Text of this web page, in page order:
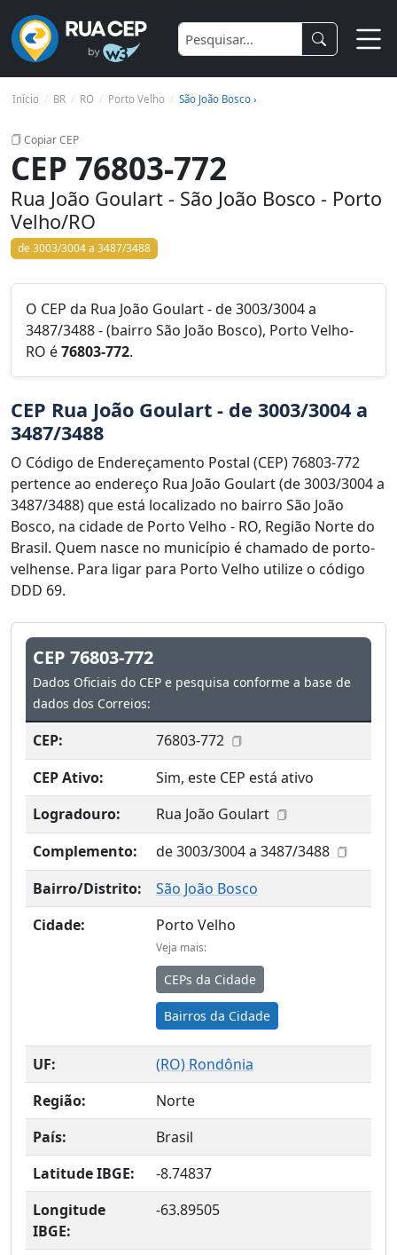
Início BR RO Porto Velho São João Bosco ›
Copiar CEP
CEP 76803-772
Rua João Goulart - São João Bosco - Porto
Velho/RO
de 3003/3004 a 3487/3488
O CEP da Rua João Goulart - de 3003/3004 a
3487/3488 - (bairro São João Bosco), Porto Velho-
RO é76803-772.
CEP Rua João Goulart - de 3003/3004 a
3487/3488
O Código de Endereçamento Postal (CEP) 76803-772
pertence ao endereço Rua João Goulart (de 3003/3004 a
3487/3488) que está localizado no bairro São João
Bosco, na cidade de Porto Velho - RO, Região Norte do
Brasil. Quem nasce no município é chamado de porto-
velhense. Para ligar para Porto Velho utilize o código
DDD 69.
CEP 76803-772
Dados Oficiais do CEP e pesquisa conforme a base de
dados dos Correios:
CEP:
76803-772
CEP Ativo:
Sim, este CEP está ativo
Logradouro:
Rua João Goulart
Complemento:
de 3003/3004 a 3487/3488
Bairro/Distrito:
São João Bosco
Cidade:
Porto Velho
Veja mais:
CEPs da Cidade
Bairros da Cidade
UF: (RO) Rondônia
Região:
Norte
País:
Brasil
Latitude IBGE:
-8.74837
Longitude
IBGE:
-63.89505